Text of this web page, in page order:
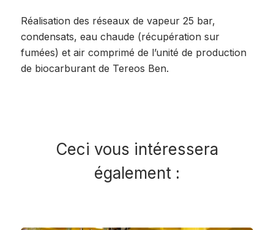
Réalisation des réseaux de vapeur 25 bar,
condensats, eau chaude (récupération sur
fumées) et air comprimé de l’unité de production
de biocarburant de Tereos Ben.
Ceci vous intéressera
également :